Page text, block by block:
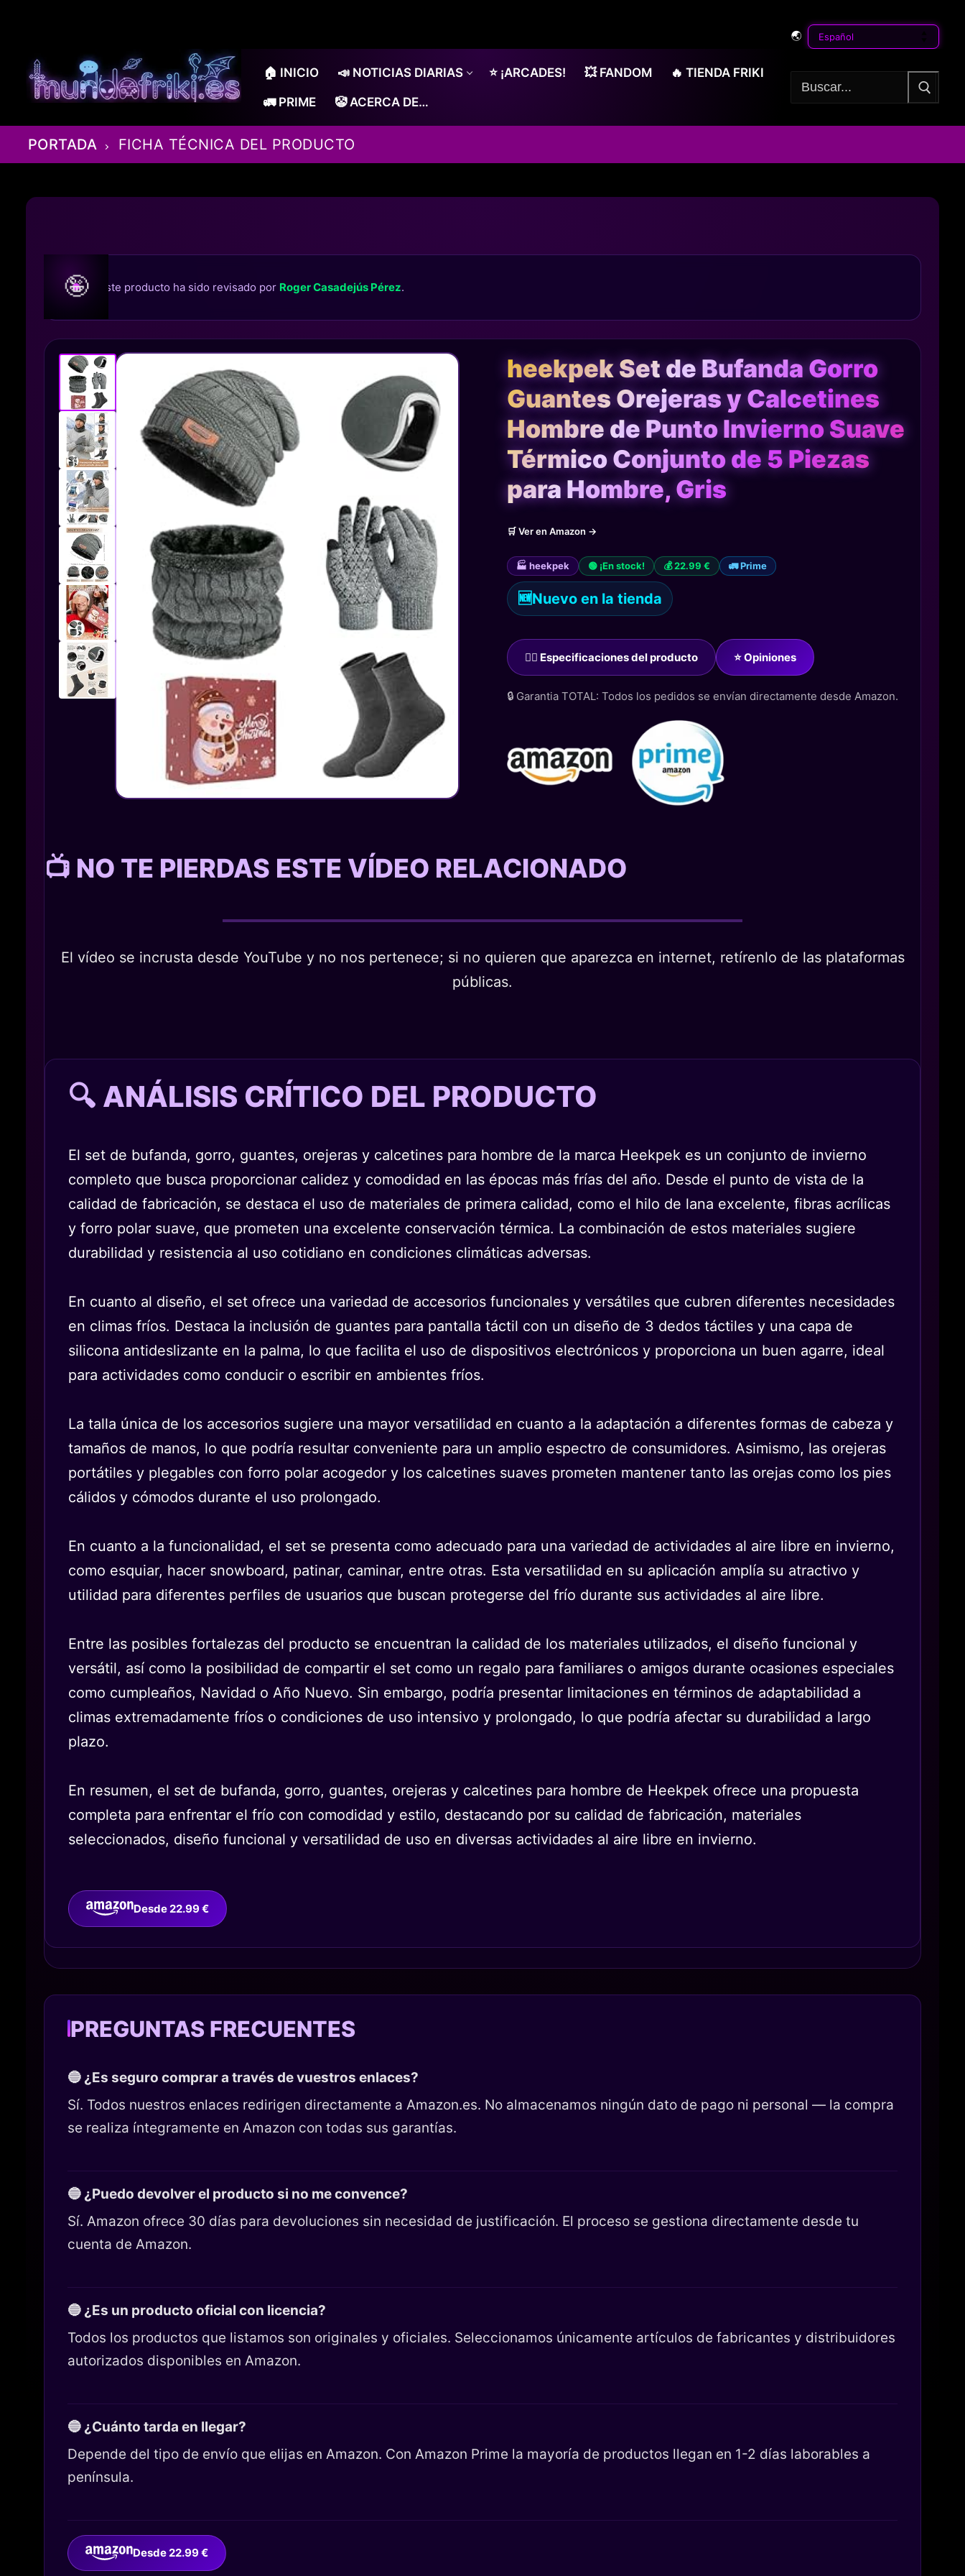
🌏
🏠 INICIO 📣 NOTICIAS DIARIAS ⭐ ¡ARCADES! 💥 FANDOM 🔥 TIENDA FRIKI
🚛 PRIME 🤡 ACERCA DE…
Buscar:
PORTADA FICHA TÉCNICA DEL PRODUCTO
🤪 Este producto ha sido revisado por Roger Casadejús Pérez.
heekpek Set de Bufanda Gorro
Guantes Orejeras y Calcetines
Hombre de Punto Invierno Suave
Térmico Conjunto de 5 Piezas
para Hombre, Gris
🛒 Ver en Amazon →
🏭 heekpek 🟢 ¡En stock! 💰 22.99 € 🚛 Prime
🆕Nuevo en la tienda
🙋‍♂️ Especificaciones del producto ⭐ Opiniones
🔒 Garantia TOTAL: Todos los pedidos se envían directamente desde Amazon.
📺 NO TE PIERDAS ESTE VÍDEO RELACIONADO
El vídeo se incrusta desde YouTube y no nos pertenece; si no quieren que aparezca en internet, retírenlo de las plataformas
públicas.
🔍 ANÁLISIS CRÍTICO DEL PRODUCTO
El set de bufanda, gorro, guantes, orejeras y calcetines para hombre de la marca Heekpek es un conjunto de invierno
completo que busca proporcionar calidez y comodidad en las épocas más frías del año. Desde el punto de vista de la
calidad de fabricación, se destaca el uso de materiales de primera calidad, como el hilo de lana excelente, fibras acrílicas
y forro polar suave, que prometen una excelente conservación térmica. La combinación de estos materiales sugiere
durabilidad y resistencia al uso cotidiano en condiciones climáticas adversas.
En cuanto al diseño, el set ofrece una variedad de accesorios funcionales y versátiles que cubren diferentes necesidades
en climas fríos. Destaca la inclusión de guantes para pantalla táctil con un diseño de 3 dedos táctiles y una capa de
silicona antideslizante en la palma, lo que facilita el uso de dispositivos electrónicos y proporciona un buen agarre, ideal
para actividades como conducir o escribir en ambientes fríos.
La talla única de los accesorios sugiere una mayor versatilidad en cuanto a la adaptación a diferentes formas de cabeza y
tamaños de manos, lo que podría resultar conveniente para un amplio espectro de consumidores. Asimismo, las orejeras
portátiles y plegables con forro polar acogedor y los calcetines suaves prometen mantener tanto las orejas como los pies
cálidos y cómodos durante el uso prolongado.
En cuanto a la funcionalidad, el set se presenta como adecuado para una variedad de actividades al aire libre en invierno,
como esquiar, hacer snowboard, patinar, caminar, entre otras. Esta versatilidad en su aplicación amplía su atractivo y
utilidad para diferentes perfiles de usuarios que buscan protegerse del frío durante sus actividades al aire libre.
Entre las posibles fortalezas del producto se encuentran la calidad de los materiales utilizados, el diseño funcional y
versátil, así como la posibilidad de compartir el set como un regalo para familiares o amigos durante ocasiones especiales
como cumpleaños, Navidad o Año Nuevo. Sin embargo, podría presentar limitaciones en términos de adaptabilidad a
climas extremadamente fríos o condiciones de uso intensivo y prolongado, lo que podría afectar su durabilidad a largo
plazo.
En resumen, el set de bufanda, gorro, guantes, orejeras y calcetines para hombre de Heekpek ofrece una propuesta
completa para enfrentar el frío con comodidad y estilo, destacando por su calidad de fabricación, materiales
seleccionados, diseño funcional y versatilidad de uso en diversas actividades al aire libre en invierno.
Desde 22.99 €
PREGUNTAS FRECUENTES
🔵 ¿Es seguro comprar a través de vuestros enlaces?
Sí. Todos nuestros enlaces redirigen directamente a Amazon.es. No almacenamos ningún dato de pago ni personal — la compra
se realiza íntegramente en Amazon con todas sus garantías.
🔵 ¿Puedo devolver el producto si no me convence?
Sí. Amazon ofrece 30 días para devoluciones sin necesidad de justificación. El proceso se gestiona directamente desde tu
cuenta de Amazon.
🔵 ¿Es un producto oficial con licencia?
Todos los productos que listamos son originales y oficiales. Seleccionamos únicamente artículos de fabricantes y distribuidores
autorizados disponibles en Amazon.
🔵 ¿Cuánto tarda en llegar?
Depende del tipo de envío que elijas en Amazon. Con Amazon Prime la mayoría de productos llegan en 1-2 días laborables a
península.
Desde 22.99 €